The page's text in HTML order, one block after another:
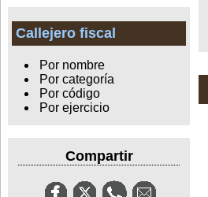
Callejero fiscal
Por nombre
Por categoría
Por código
Por ejercicio
Compartir